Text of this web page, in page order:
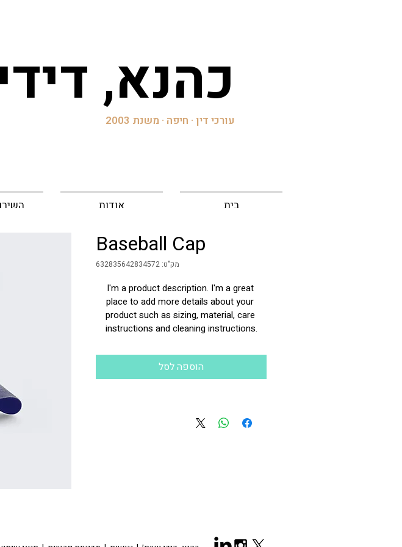
'כהנא,
עורכי דין · חיפה · משנת 2003
בית אודות
Baseball Cap
מק"ט: 632835642834572
I'm a product description. I'm a great
place to add more details about your
product such as sizing, material, care
instructions and cleaning instructions.
הוספה לסל